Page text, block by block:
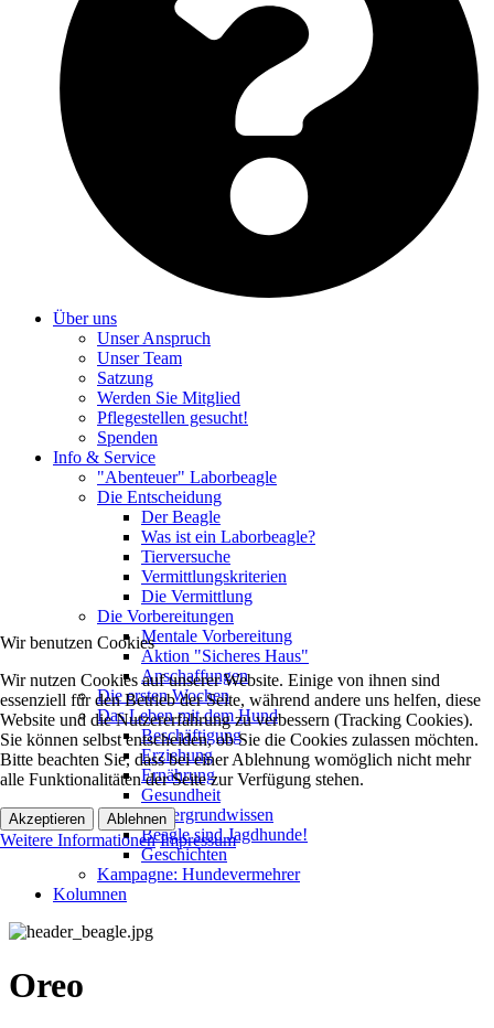
Über uns
Unser Anspruch
Unser Team
Satzung
Werden Sie Mitglied
Pflegestellen gesucht!
Spenden
Info & Service
"Abenteuer" Laborbeagle
Die Entscheidung
Der Beagle
Was ist ein Laborbeagle?
Tierversuche
Vermittlungskriterien
Die Vermittlung
Die Vorbereitungen
Mentale Vorbereitung
Aktion "Sicheres Haus"
Anschaffungen
Die ersten Wochen
Das Leben mit dem Hund
Beschäftigung
Erziehung
Ernährung
Gesundheit
Hintergrundwissen
Beagle sind Jagdhunde!
Geschichten
Kampagne: Hundevermehrer
Kolumnen
Oreo
Wir benutzen Cookies
Wir nutzen Cookies auf unserer Website. Einige von ihnen sind
essenziell für den Betrieb der Seite, während andere uns helfen, diese
Website und die Nutzererfahrung zu verbessern (Tracking Cookies).
Sie können selbst entscheiden, ob Sie die Cookies zulassen möchten.
Bitte beachten Sie, dass bei einer Ablehnung womöglich nicht mehr
alle Funktionalitäten der Seite zur Verfügung stehen.
Akzeptieren Ablehnen
Weitere Informationen Impressum